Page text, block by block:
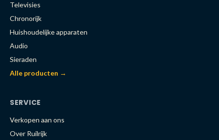
Televisies
Chronorijk
Huishoudelijke apparaten
Audio
Sieraden
Alle producten →
SERVICE
Verkopen aan ons
Over Ruilrijk